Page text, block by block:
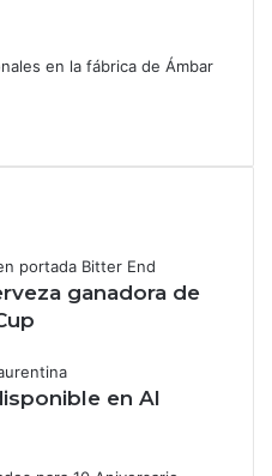
en la fábrica de Ámbar
ganadora de
en Al